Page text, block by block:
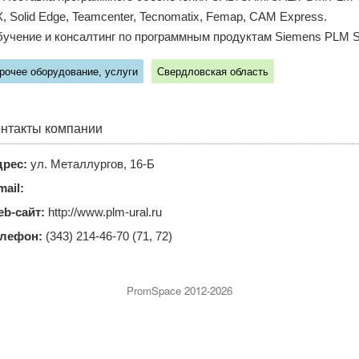
Solid Edge, Teamcenter, Tecnomatix, Femap, CAM Express.
и консалтинг по программным продуктам Siemens PLM
оборудование, услуги Свердловская область
компании
ул. Металлургов, 16-Б
сайт: http://www.plm-ural.ru
(343) 214-46-70 (71, 72)
PromSpace 2012-2026